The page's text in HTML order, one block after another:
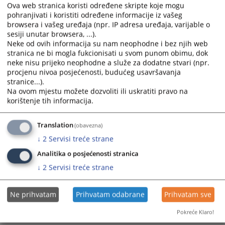
Trenutno nema vijesti
Ova web stranica koristi određene skripte koje mogu
pohranjivati i koristiti određene informacije iz vašeg
browsera i vašeg uređaja (npr. IP adresa uređaja, varijable o
sesiji unutar browsera, ...).
Neke od ovih informacija su nam neophodne i bez njih web
stranica ne bi mogla fukcionisati u svom punom obimu, dok
neke nisu prijeko neophodne a služe za dodatne stvari (npr.
procjenu nivoa posjećenosti, budućeg usavršavanja
stranice...).
Na ovom mjestu možete dozvoliti ili uskratiti pravo na
korištenje tih informacija.
Translation(obavezna)
↓ 2 Servisi treće strane
Analitika o posjećenosti stranica
↓ 2 Servisi treće strane
Ne prihvatam Prihvatam odabrane Prihvatam sve
Pokreće Klaro!